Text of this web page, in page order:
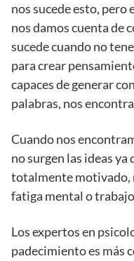
nos sucede esto, pero
nos damos cuenta de
sucede cuando no
para crear
capaces de generar
palabras, nos
Cuando nos
no surgen las ideas ya
totalmente motivado,
fatiga mental o trabajo
Los expertos en
padecimiento es más